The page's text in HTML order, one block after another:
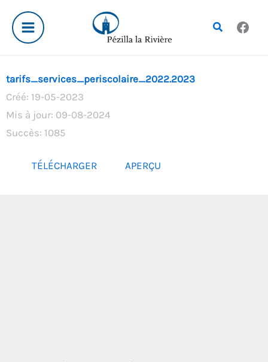
contenu
Rechercher
tarifs_services_periscolaire_2022.2023
Créé: 19-05-2023
Mis à jour: 09-08-2024
Succès: 1085
TÉLÉCHARGER APERÇU